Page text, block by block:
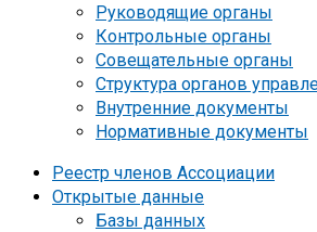
Руководящие органы
Контрольные органы
Совещательные органы
Структура органов
Внутренние документы
Нормативные документы
Реестр членов Ассоциации
Открытые данные
Базы данных